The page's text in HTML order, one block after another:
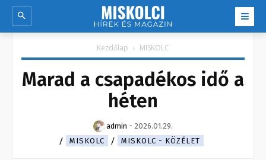
Kezdőlap MISKOLC
Marad a csapadékos idő a
héten
admin - 2026.01.29.
MISKOLC
MISKOLC - KÖZÉLET